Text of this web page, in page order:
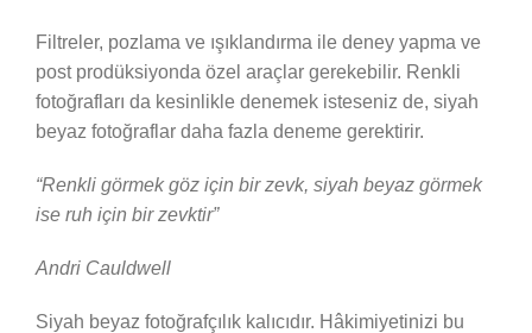
Filtreler, pozlama ve ışıklandırma ile deney yapma ve
post prodüksiyonda özel araçlar gerekebilir. Renkli
fotoğrafları da kesinlikle denemek isteseniz de, siyah
beyaz fotoğraflar daha fazla deneme gerektirir.
“Renkli görmek göz için bir zevk, siyah beyaz görmek
ise ruh için bir zevktir”
Andri Cauldwell
Siyah beyaz fotoğrafçılık kalıcıdır. Hâkimiyetinizi bu